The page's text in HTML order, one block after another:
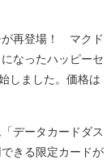
が再登場！ マクド
なったハッピーセ
しました。価格は
データカードダス
きる限定カードが